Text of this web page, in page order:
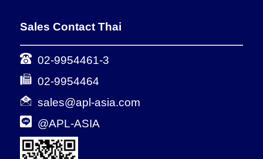
Sales Contact Thai
02-9954461-3
02-9954464
sales@apl-asia.com
@APL-ASIA